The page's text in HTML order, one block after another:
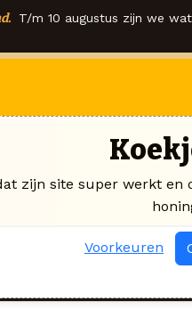
T/m 10 augustus zijn we
zijn site super werkt
Voorkeuren